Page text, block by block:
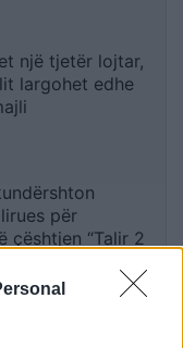
një tjetër lojtar,
largohet edhe
për
çështjen “Talir 2